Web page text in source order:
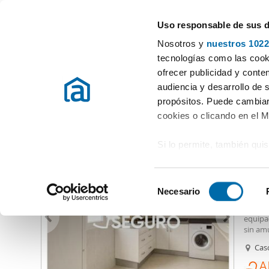
Uso responsable de sus
Nosotros y nuestros
tecnologías como las
ofrecer publicidad y
audiencia y desarrollo de
propósitos. Puede
cookies o clicando en el
Si lo permite, también
Identificar su
Obtenga más
preferencias en la
en la Declaración de
e
e
c
Necesario
Elegir distrito
Alquiler pisos Sevilla provincia Alquiler pisos Sevilla
Alquiler pisos Encarnación Regina Sevilla (19 viviendas)
sin